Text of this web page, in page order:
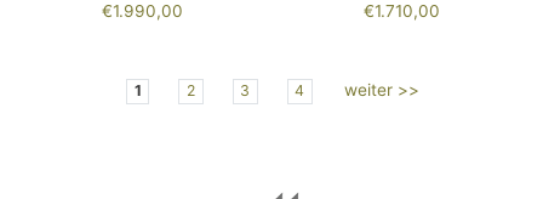
€1.990,00 €1.710,00
1 2 3 4 weiter >>